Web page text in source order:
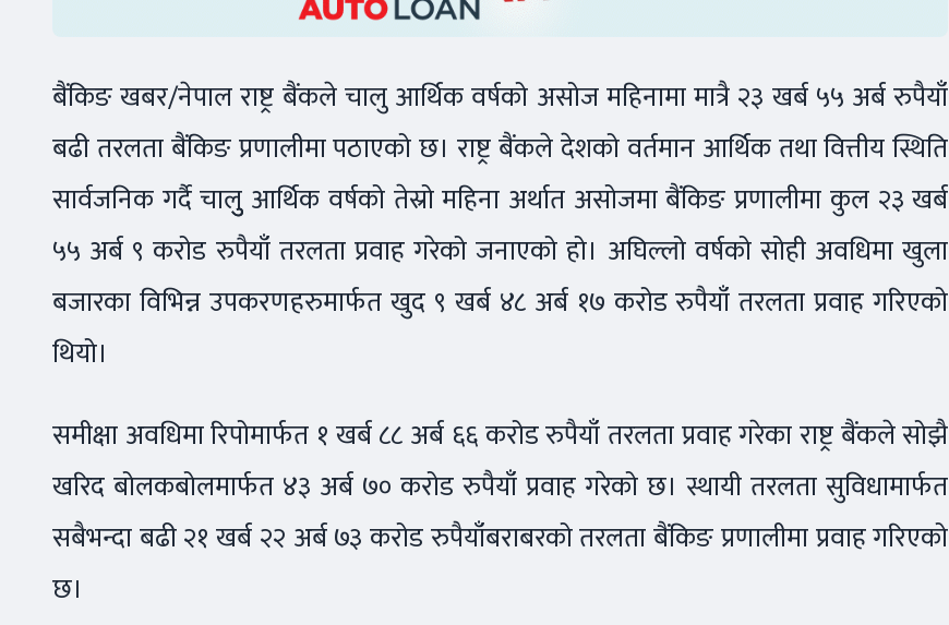
बैंकिङ खबर/नेपाल राष्ट्र बैंकले चालु आर्थिक वर्षको असोज महिनामा मात्रै २३ खर्ब ५५ अर्ब रुपैयाँ
बढी तरलता बैंकिङ प्रणालीमा पठाएको छ। राष्ट्र बैंकले देशको वर्तमान आर्थिक तथा वित्तीय स्थिति
सार्वजनिक गर्दै चालुु आर्थिक वर्षको तेस्रो महिना अर्थात असोजमा बैंकिङ प्रणालीमा कुल २३ खर्ब
५५ अर्ब ९ करोड रुपैयाँ तरलता प्रवाह गरेको जनाएको हो। अघिल्लो वर्षको सोही अवधिमा खुला
बजारका विभिन्न उपकरणहरुमार्फत खुद ९ खर्ब ४८ अर्ब १७ करोड रुपैयाँ तरलता प्रवाह गरिएको
थियो।
समीक्षा अवधिमा रिपोमार्फत १ खर्ब ८८ अर्ब ६६ करोड रुपैयाँ तरलता प्रवाह गरेका राष्ट्र बैंकले सोझै
खरिद बोलकबोलमार्फत ४३ अर्ब ७० करोड रुपैयाँ प्रवाह गरेको छ। स्थायी तरलता सुविधामार्फत
सबैभन्दा बढी २१ खर्ब २२ अर्ब ७३ करोड रुपैयाँबराबरको तरलता बैंकिङ प्रणालीमा प्रवाह गरिएको
छ।